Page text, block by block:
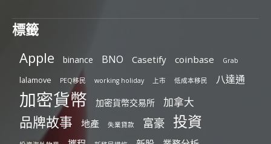
標籤
Apple binance BNO Casetify coinbase Grab
lalamove PEQ移民 working holiday 上市 低成本移民 八達通
加密貨幣 加密貨幣交易所 加拿大
品牌故事 地產 失業貸款 富豪 投資